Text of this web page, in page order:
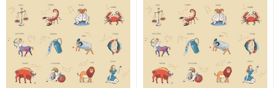
嫌い、意識は少し先の未来に向かうはず。
社交性豊かで、どんな相手とも親しく交わりますが、互
いの個性を尊重し、さっぱりしたつきあいになるでしょ
う。